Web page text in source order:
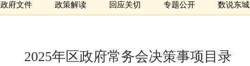
政府文件 政策解读 回应关切 专题公开 数说东城
2025年区政府常务会决策事项目录